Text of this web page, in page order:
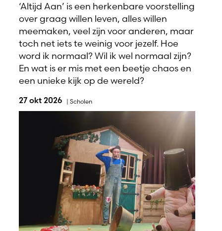
‘Altijd Aan’ is een herkenbare voorstelling
over graag willen leven, alles willen
meemaken, veel zijn voor anderen, maar
toch net iets te weinig voor jezelf. Hoe
word ik normaal? Wil ik wel normaal zijn?
En wat is er mis met een beetje chaos en
een unieke kijk op de wereld?
27 okt 2026 | Scholen